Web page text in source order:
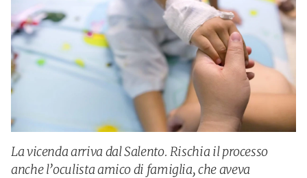
La vicenda arriva dal Salento. Rischia il processo
anche l’oculista amico di famiglia, che aveva